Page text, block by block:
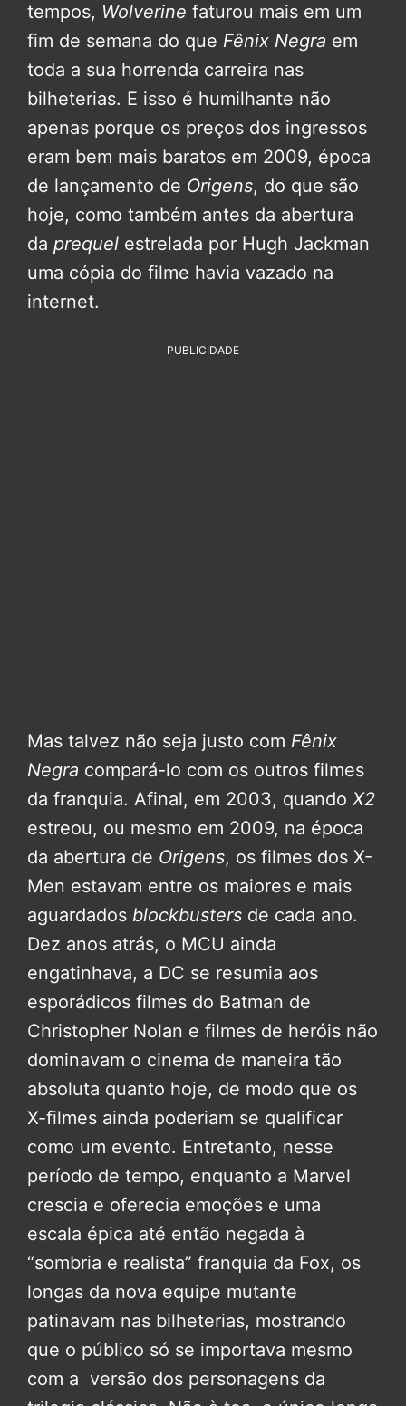
tempos, Wolverine faturou mais em um
fim de semana do que Fênix Negra em
toda a sua horrenda carreira nas
bilheterias. E isso é humilhante não
apenas porque os preços dos ingressos
eram bem mais baratos em 2009, época
de lançamento de Origens, do que são
hoje, como também antes da abertura
da prequel estrelada por Hugh Jackman
uma cópia do filme havia vazado na
internet.
PUBLICIDADE
Mas talvez não seja justo com Fênix
Negra compará-lo com os outros filmes
da franquia. Afinal, em 2003, quando X2
estreou, ou mesmo em 2009, na época
da abertura de Origens, os filmes dos X-
Men estavam entre os maiores e mais
aguardados blockbusters de cada ano.
Dez anos atrás, o MCU ainda
engatinhava, a DC se resumia aos
esporádicos filmes do Batman de
Christopher Nolan e filmes de heróis não
dominavam o cinema de maneira tão
absoluta quanto hoje, de modo que os
X-filmes ainda poderiam se qualificar
como um evento. Entretanto, nesse
período de tempo, enquanto a Marvel
crescia e oferecia emoções e uma
escala épica até então negada à
“sombria e realista” franquia da Fox, os
longas da nova equipe mutante
patinavam nas bilheterias, mostrando
que o público só se importava mesmo
com a versão dos personagens da